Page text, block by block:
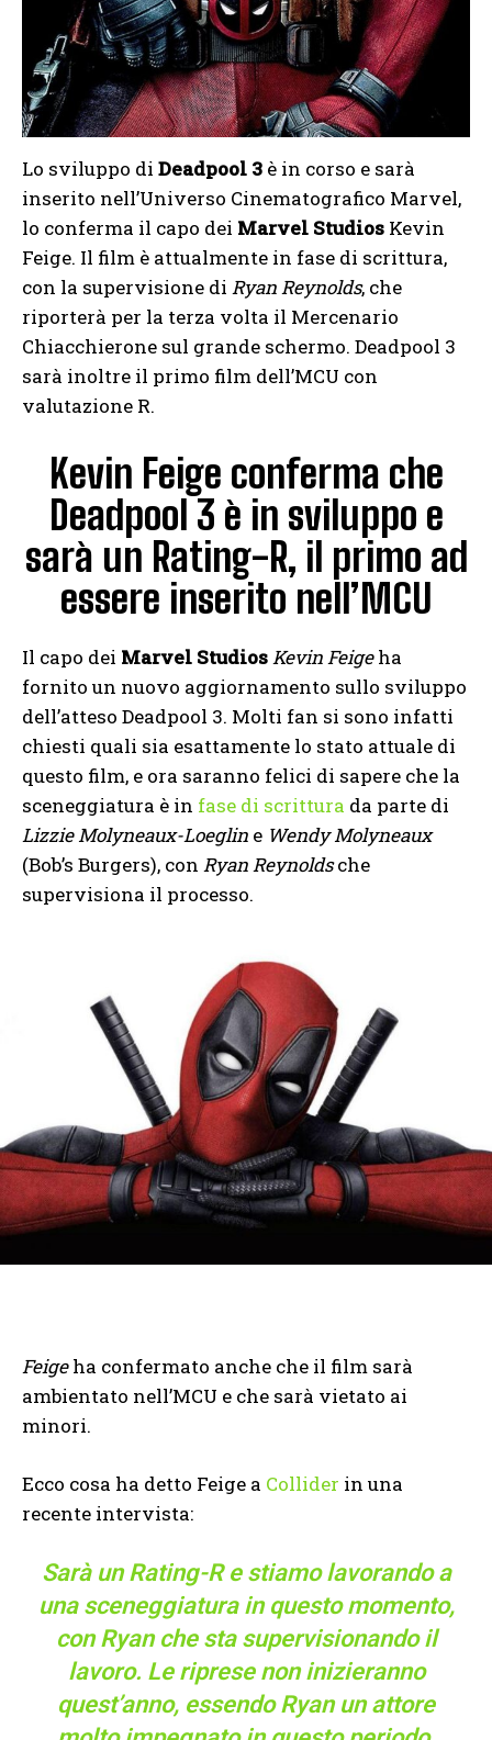
Lo sviluppo di Deadpool 3 è in corso e sarà
inserito nell’Universo Cinematografico Marvel,
lo conferma il capo dei Marvel Studios Kevin
Feige. Il film è attualmente in fase di scrittura,
con la supervisione di Ryan Reynolds, che
riporterà per la terza volta il Mercenario
Chiacchierone sul grande schermo. Deadpool 3
sarà inoltre il primo film dell’MCU con
valutazione R.
Kevin Feige conferma che
Deadpool 3 è in sviluppo e
sarà un Rating-R, il primo ad
essere inserito nell’MCU
Il capo dei Marvel StudiosKevin Feigeha
fornito un nuovo aggiornamento sullo sviluppo
dell’atteso Deadpool 3. Molti fan si sono infatti
chiesti quali sia esattamente lo stato attuale di
questo film, e ora saranno felici di sapere che la
sceneggiatura è in fase di scrittura da parte di
Lizzie Molyneaux-Loeglin e Wendy Molyneaux
(Bob’s Burgers), con Ryan Reynoldsche
supervisiona il processo.
Feigeha confermato anche che il film sarà
ambientato nell’MCU e che sarà vietato ai
minori.
Ecco cosa ha detto Feige a Collider in una
recente intervista:
Sarà un Rating-R e stiamo lavorando a
una sceneggiatura in questo momento,
con Ryan che sta supervisionando il
lavoro. Le riprese non inizieranno
quest’anno, essendo Ryan un attore